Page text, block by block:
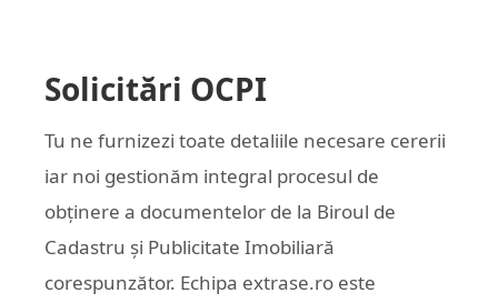
Solicitări OCPI
Tu ne furnizezi toate detaliile necesare cererii
iar noi gestionăm integral procesul de
obținere a documentelor de la Biroul de
Cadastru și Publicitate Imobiliară
corespunzător. Echipa extrase.ro este